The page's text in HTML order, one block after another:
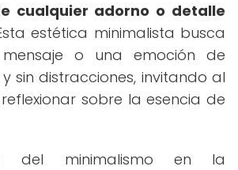
cualquier adorno o detalle
estética minimalista busca
o una emoción de
sin distracciones, invitando al
sobre la esencia de
del minimalismo en la